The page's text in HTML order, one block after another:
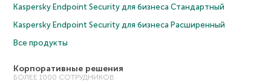
Kaspersky Endpoint Security для бизнеса Cтандартный
Kaspersky Endpoint Security для бизнеса Расширенный
Все продукты
Корпоративные решения
БОЛЕЕ 1000 СОТРУДНИКОВ